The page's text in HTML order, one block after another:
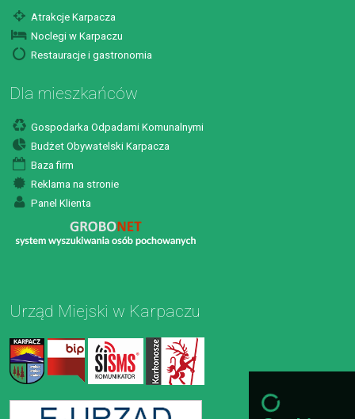
Atrakcje Karpacza
Noclegi w Karpaczu
Restauracje i gastronomia
Dla mieszkańców
Gospodarka Odpadami Komunalnymi
Budżet Obywatelski Karpacza
Baza firm
Reklama na stronie
Panel Klienta
Urząd Miejski w Karpaczu